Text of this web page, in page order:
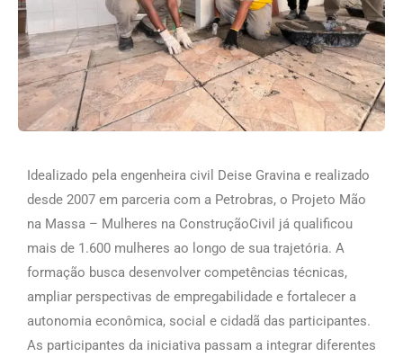
Idealizado pela engenheira civil Deise Gravina e realizado
desde 2007 em parceria com a Petrobras, o Projeto Mão
na Massa – Mulheres na ConstruçãoCivil já qualificou
mais de 1.600 mulheres ao longo de sua trajetória. A
formação busca desenvolver competências técnicas,
ampliar perspectivas de empregabilidade e fortalecer a
autonomia econômica, social e cidadã das participantes.
As participantes da iniciativa passam a integrar diferentes